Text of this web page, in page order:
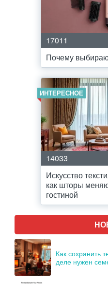
17011
Почему
ИНТЕРЕСНОЕ
14033
Искусство
как шторы
гостиной
Как сохранить
деле нужен